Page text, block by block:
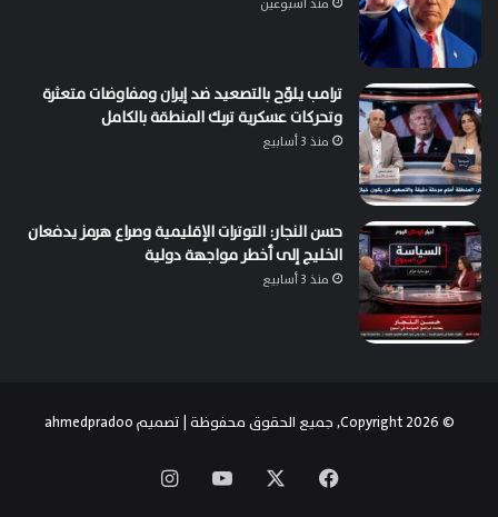
ترامب يلوّح بالتصعيد ضد إيران ومفاوضات متعثرة
وتحركات عسكرية تربك المنطقة بالكامل
منذ 3 أسابيع
حسن النجار: التوترات الإقليمية وصراع هرمز يدفعان
الخليج إلى أخطر مواجهة دولية
منذ 3 أسابيع
© Copyright 2026, جميع الحقوق محفوظة | تصميم ahmedpradoo
فيسبوك ‫YouTube